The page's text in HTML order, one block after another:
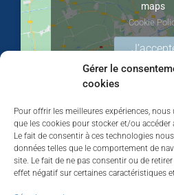
Gérer le
cookies
Pour offrir les meilleures expériences,
que les cookies pour stocker et/ou
Le fait de consentir à ces technologies
données telles que le comportement de
site. Le fait de ne pas consentir ou de
effet négatif sur certaines caractéristiques
maps
Cookie